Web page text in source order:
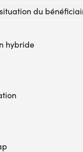
du
hybride